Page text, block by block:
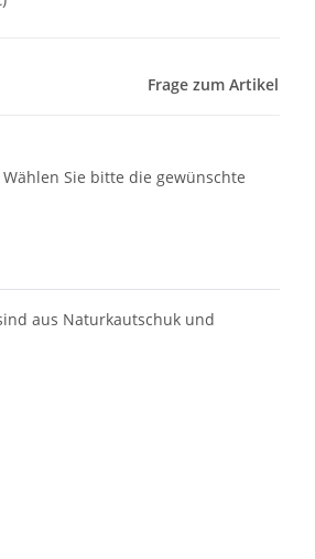
Frage zum Artikel
Sie bitte die gewünschte
aus Naturkautschuk und